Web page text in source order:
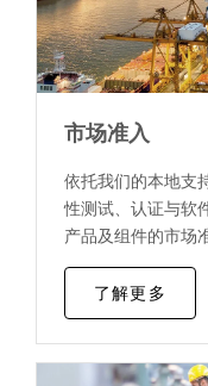
市场准入
依托我们的本地支
性测试、认证与软
产品及组件的市场
了解更多